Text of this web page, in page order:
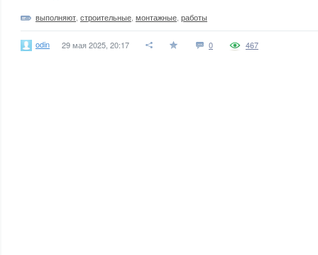
выполняют строительные монтажные работы
odin 29 мая 2025, 20:17 0 467